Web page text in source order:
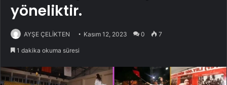
yöneliktir.
AYŞE ÇELİKTEN Kasım 12, 2023 0 7
1 dakika okuma süresi